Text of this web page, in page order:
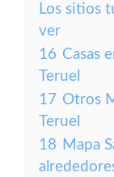
Los sitios
ver
16 Casas
Teruel
17 Otros
Teruel
18 Mapa